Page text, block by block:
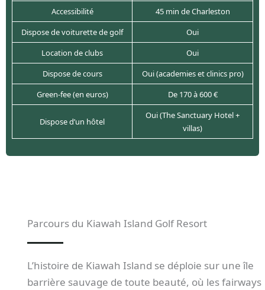
Accessibilité
45 min de Charleston
Dispose de voiturette de golf
Oui
Location de clubs
Oui
Dispose de cours
Oui (academies et clinics pro)
Green-fee (en euros)
De 170 à 600 €
Dispose d’un hôtel
Oui (The Sanctuary Hotel +
villas)
Parcours du Kiawah Island Golf Resort
L’histoire de Kiawah Island se déploie sur une île
barrière sauvage de toute beauté, où les fairways